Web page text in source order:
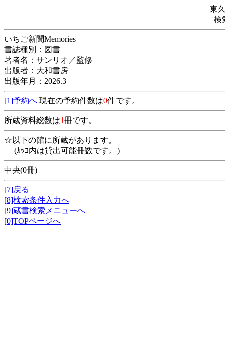
東
検
いちご新聞Memories
書誌種別：図書
著者名：サンリオ／監修
出版者：大和書房
出版年月：2026.3
[1]予約へ 現在の予約件数は0件です。
所蔵資料総数は1冊です。
☆以下の館に所蔵があります。
(ｶｯｺ内は貸出可能冊数です。)
中央(0冊)
[7]戻る
[8]検索条件入力へ
[9]蔵書検索メニューへ
[0]TOPページへ